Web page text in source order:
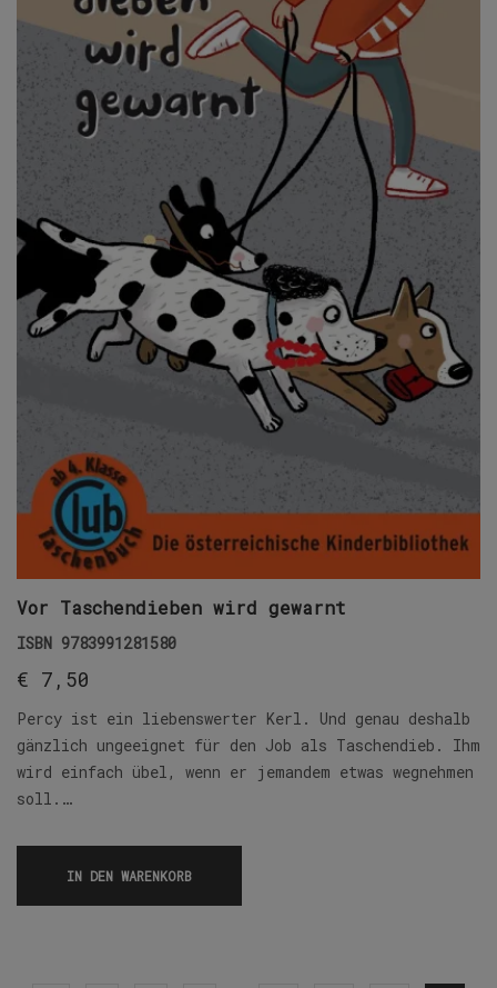
Vor Taschendieben wird gewarnt
ISBN 9783991281580
€ 7,50
Percy ist ein liebenswerter Kerl. Und genau deshalb
gänzlich ungeeignet für den Job als Taschendieb. Ihm
wird einfach übel, wenn er jemandem etwas wegnehmen
soll.…
IN DEN WARENKORB